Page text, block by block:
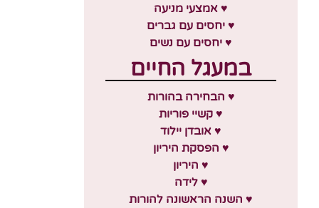
♥ אמצעי מניעה
♥ יחסים עם גברים
♥ יחסים עם נשים
במעגל החיים
♥ הבחירה בהורות
♥ קשיי פוריות
♥ אובדן יילוד
♥ הפסקת היריון
♥ היריון
♥ לידה
♥ השנה הראשונה להורות